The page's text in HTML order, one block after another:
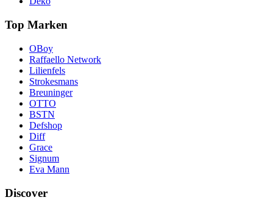
Top Marken
OBoy
Raffaello Network
Lilienfels
Strokesmans
Breuninger
OTTO
BSTN
Defshop
Diff
Grace
Signum
Eva Mann
Discover